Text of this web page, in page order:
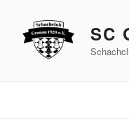
springen
SC